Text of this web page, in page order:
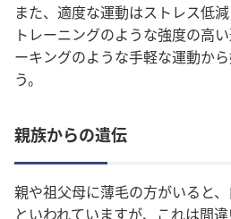
また、適度な運動はストレス低
トレーニングのような強度の高
ーキングのような手軽な運動か
う。
親族からの遺伝
親や祖父母に薄毛の方がいると
といわれていますが、これは間違